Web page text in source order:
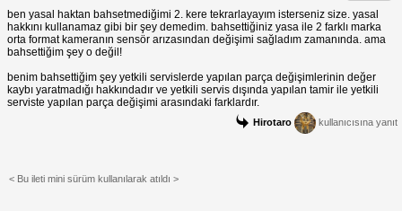
ben yasal haktan bahsetmediğimi 2. kere tekrarlayayım isterseniz size. yasal
hakkını kullanamaz gibi bir şey demedim. bahsettiğiniz yasa ile 2 farklı marka
orta format kameranın sensör arızasından değişimi sağladım zamanında. ama
bahsettiğim şey o değil!
benim bahsettiğim şey yetkili servislerde yapılan parça değişimlerinin değer
kaybı yaratmadığı hakkındadır ve yetkili servis dışında yapılan tamir ile yetkili
serviste yapılan parça değişimi arasındaki farklardır.
Hirotaro kullanıcısına yanıt
< Bu ileti mini sürüm kullanılarak atıldı >